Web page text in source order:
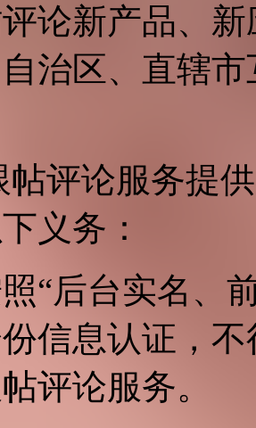
论新产品、
治区、直辖
帖评论服务提
义务：
照“后台实名、
信息认证，
评论服务。